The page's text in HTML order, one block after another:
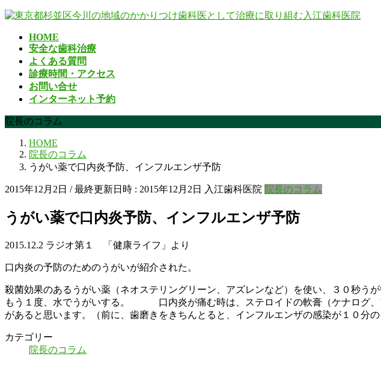
コ
ッ
プ
ナ
移
動
HOME
安全な歯科治療
よくある質問
診療時間・アクセス
お問い合せ
インターネット予約
院長のコラム
HOME
院長のコラム
うがい薬で口内炎予防、インフルエンザ予防
2015年12月2日 / 最終更新日時 : 2015年12月2日 入江歯科医院 院長のコラム
うがい薬で口内炎予防、インフルエンザ予防
2015.12.2 ラジオ第１ 「健康ライフ」より
口内炎の予防のためのうがいが紹介された。
殺菌効果のあるうがい薬（ネオステリングリーン、アズレンなど）を使い、３０秒
もう１度、水でうがいする。 口内炎が痛む時は、ステロイドの軟膏（ケナログ
があると思います。（前に、歯磨きをきちんとると、インフルエンザの感染が１０分
カテゴリー
院長のコラム